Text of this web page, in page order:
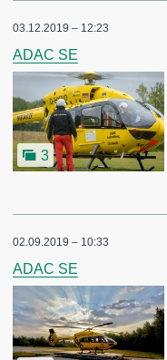
03.12.2019 – 12:23
ADAC SE
3
02.09.2019 – 10:33
ADAC SE